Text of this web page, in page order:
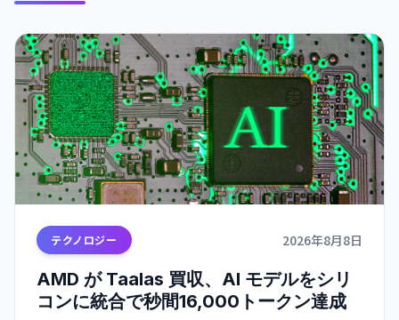
テクノロジー 2026年8月8日
AMD が Taalas 買収、AI モデルをシリ
コンに統合で秒間16,000トークン達成